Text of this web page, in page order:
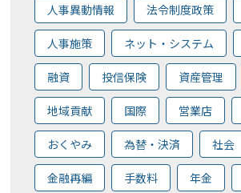
人事異動情報 法令制度政策
人事施策 ネット・システム
融資 投信保険 資産管理
地域貢献 国際 営業店
おくやみ 為替・決済 社会
金融再編 手数料 年金